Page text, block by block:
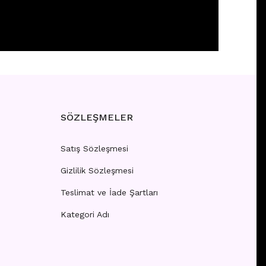
girişi yapınız.
SÖZLEŞMELER
Satış Sözleşmesi
Gizlilik Sözleşmesi
Teslimat ve İade Şartları
Kategori Adı